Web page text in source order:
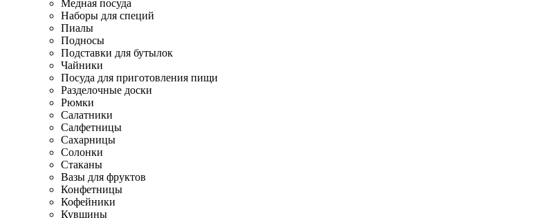
Медная посуда
Наборы для специй
Пиалы
Подносы
Подставки для бутылок
Чайники
Посуда для приготовления пищи
Разделочные доски
Рюмки
Салатники
Салфетницы
Сахарницы
Солонки
Стаканы
Вазы для фруктов
Конфетницы
Кофейники
Кувшины